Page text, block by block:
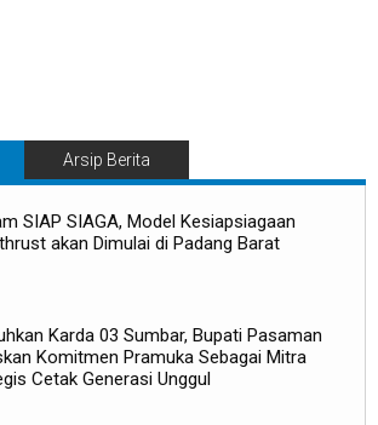
Arsip Berita
SIAP SIAGA, Model Kesiapsiagaan
akan Dimulai di Padang Barat
Karda 03 Sumbar, Bupati Pasaman
Komitmen Pramuka Sebagai Mitra
Cetak Generasi Unggul